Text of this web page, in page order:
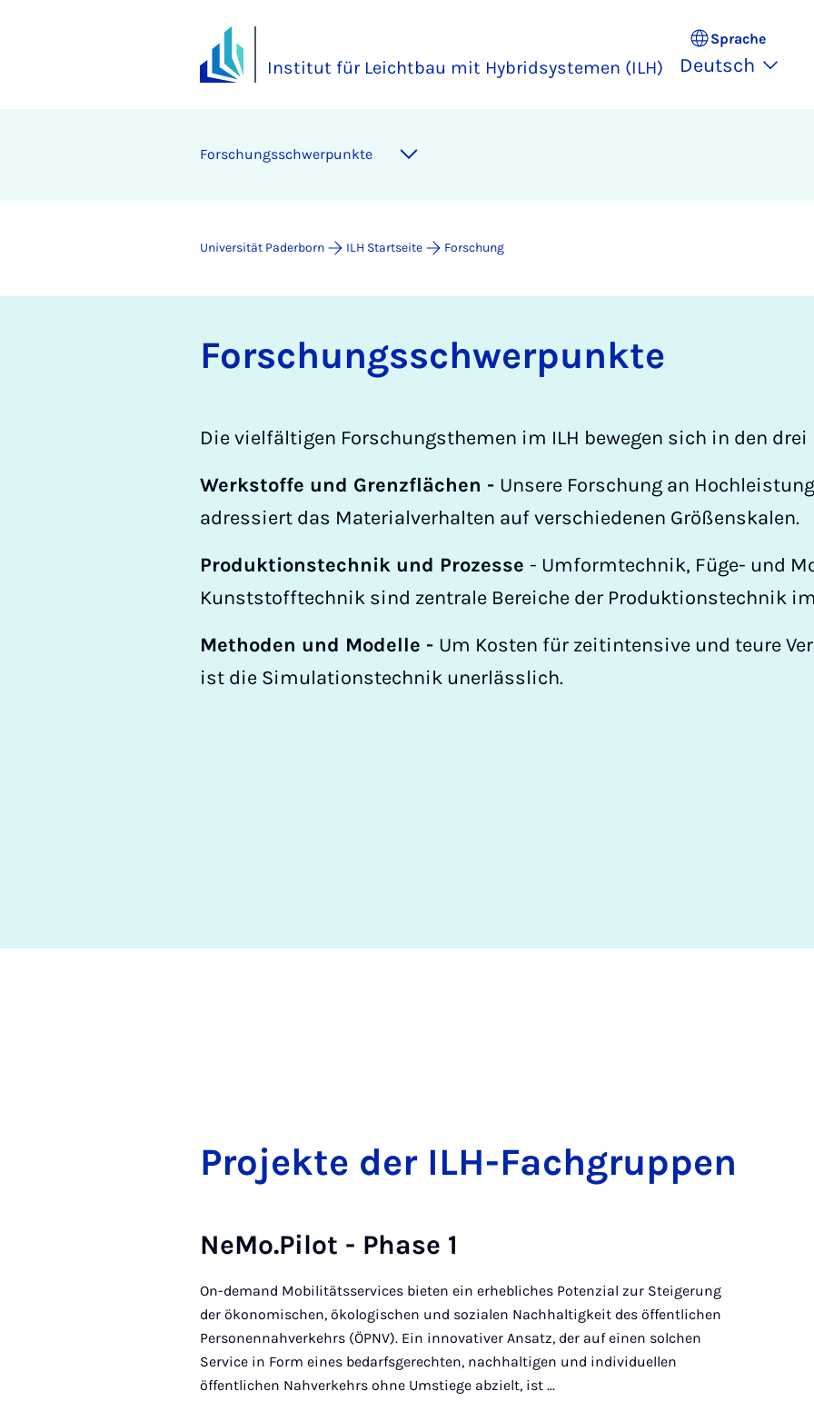
Institut für Leichtbau mit Hybridsystemen (ILH)
Sprache
Deutsch
For­schungs­schwer­punk­te
Universität Paderborn ILH Startseite Forschung
For­schungs­schwer­punk­te
Die vielfältigen Forschungsthemen im ILH bewegen sich in den
Werkstoffe und Grenzflächen - ­­­Unsere Forschung an
adressiert das Materialverhalten auf verschiedenen Größenskalen.
Produktionstechnik und Prozesse - Umformtechnik, Füge- und
Kunststofftechnik sind zentrale Bereiche der Produktionstechnik
Methoden und Modelle - Um Kosten für zeitintensive und teure
ist die Simulationstechnik unerlässlich.
Pro­jek­te der ILH-Fach­grup­pen
NeMo.Pilot - Phase 1
On-demand Mobilitätsservices bieten ein erhebliches Potenzial zur Steigerung
der ökonomischen, ökologischen und sozialen Nachhaltigkeit des öffentlichen
Personennahverkehrs (ÖPNV). Ein innovativer Ansatz, der auf einen solchen
Service in Form eines bedarfsgerechten, nachhaltigen und individuellen
öffentlichen Nahverkehrs ohne Umstiege abzielt, ist ...